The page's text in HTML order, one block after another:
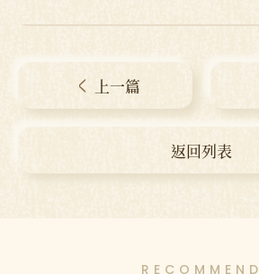
上一篇
返回列表
RECOMMEND